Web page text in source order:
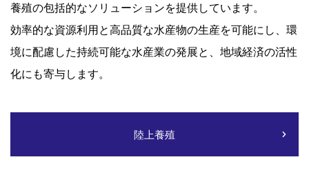
養殖の包括的なソリューションを提供しています。
効率的な資源利用と高品質な水産物の生産を可能にし、環
境に配慮した持続可能な水産業の発展と、地域経済の活性
化にも寄与します。
陸上養殖